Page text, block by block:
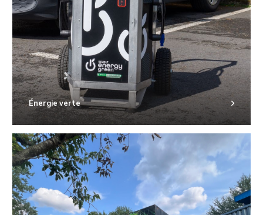
Énergie verte